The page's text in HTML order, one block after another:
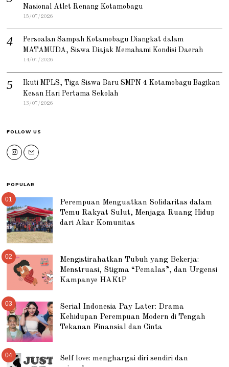
Nasional Atlet Renang Kotamobagu
15/07/2026
Persoalan Sampah Kotamobagu Diangkat dalam
MATAMUDA, Siswa Diajak Memahami Kondisi Daerah
14/07/2026
Ikuti MPLS, Tiga Siswa Baru SMPN 4 Kotamobagu Bagikan
Kesan Hari Pertama Sekolah
13/07/2026
FOLLOW US
POPULAR
01
Perempuan Menguatkan Solidaritas dalam
Temu Rakyat Sulut, Menjaga Ruang Hidup
dari Akar Komunitas
02
Mengistirahatkan Tubuh yang Bekerja:
Menstruasi, Stigma “Pemalas”, dan Urgensi
Kampanye HAKtP
03
Serial Indonesia Pay Later: Drama
Kehidupan Perempuan Modern di Tengah
Tekanan Finansial dan Cinta
04
Self love: menghargai diri sendiri dan